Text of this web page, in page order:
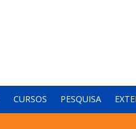
CURSOS PESQUISA